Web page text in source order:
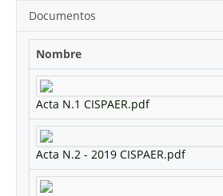
Documentos
Nombre
Acta N.1 CISPAER.pdf
Acta N.2 - 2019 CISPAER.pdf